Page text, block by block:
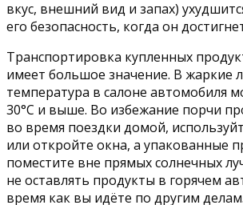
вкус, внешний вид и запах)
его безопасность, когда он
Транспортировка купленных
имеет большое значение. В жаркие
температура в салоне автомобиля
30°С и выше. Во избежание порчи
во время поездки домой,
или откройте окна, а упакованные
поместите вне прямых солнечных
не оставлять продукты в горячем
время как вы идёте по другим